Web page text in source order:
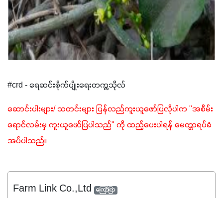
#crd - ရေဆင်းစိုက်ပျိုးရေးတက္ကသိုလ်
ဆောင်းပါးများ/ သတင်းများ ပြန်လည်ကူးယူဖော်ပြလိုပါက "အစိမ်း
ရောင်လမ်းမှ ကူးယူဖော်ပြပါသည်" ကို ထည့်ပေးပါရန် မေတ္တာရပ်ခံ
အပ်ပါသည်။
Farm Link Co.,Ltd ကြော်ငြာ